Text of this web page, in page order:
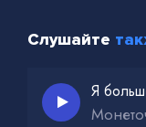
bag in it
Слушайте
Я